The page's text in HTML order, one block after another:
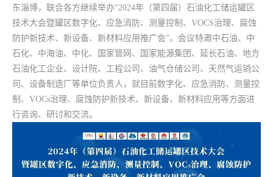
东淄博，联合各方继续举办“2024年（第四届）石油化工储运罐区
技术大会暨罐区数字化、应急消防、测量控制、VOCS治理、腐蚀
防护新技术、新设备、新材料应用推广会”。会议特邀中石油、中
石化、中海油、中化、国家管网、国家能源集团、延长石油、地方
石油化工企业、设计院、工程公司、油气仓储公司、天然气运销公
司、设备制造厂等单位负责人，就目前数字化、应急消防、测量控
制、VOCs治理、腐蚀防护新技术、新设备、新材料应用等方面进
行咨询、研讨和交流。